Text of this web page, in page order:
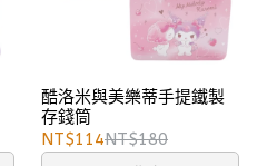
酷洛米與美樂蒂手提鐵製
存錢筒
NT$114NT$180